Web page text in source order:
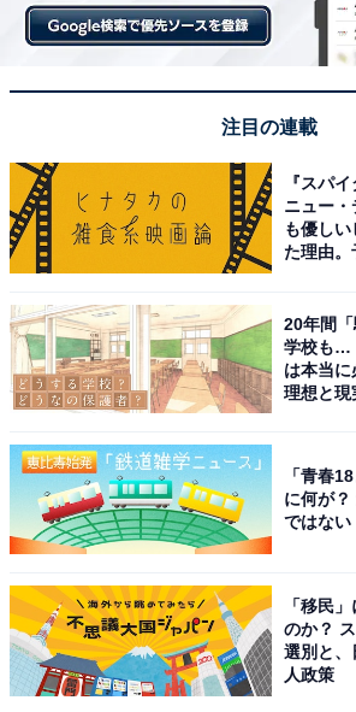
の軽自動車やコンパクトカーが人気の
＞次ページ：15位までのランキング結
【おすすめ記事】
・
位「back number」、2位「藤井風」
・
新成人の男性が選ぶ、一緒にドライブ
・
新成人の女性が選ぶ、一緒にドライ
の有名人！ 2位「大西流星（なにわ男
・
2022年に「新成人」を迎える芸能人
優・モデル、スポーツ選手まで
【関連リンク】
注目の連載
『スパ
ニュー・
も優し
た理由。
20年間
学校も…
は本当に
理想と現
「青春
に何が
ではない
「移民
のか？
選別と、
人政策